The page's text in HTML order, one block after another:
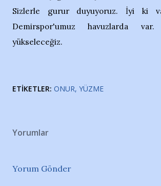
Sizlerle gurur duyuyoruz. İyi ki
Demirspor'umuz havuzlarda
yükseleceğiz.
ETIKETLER: ONUR YÜZME
Yorumlar
Yorum Gönder